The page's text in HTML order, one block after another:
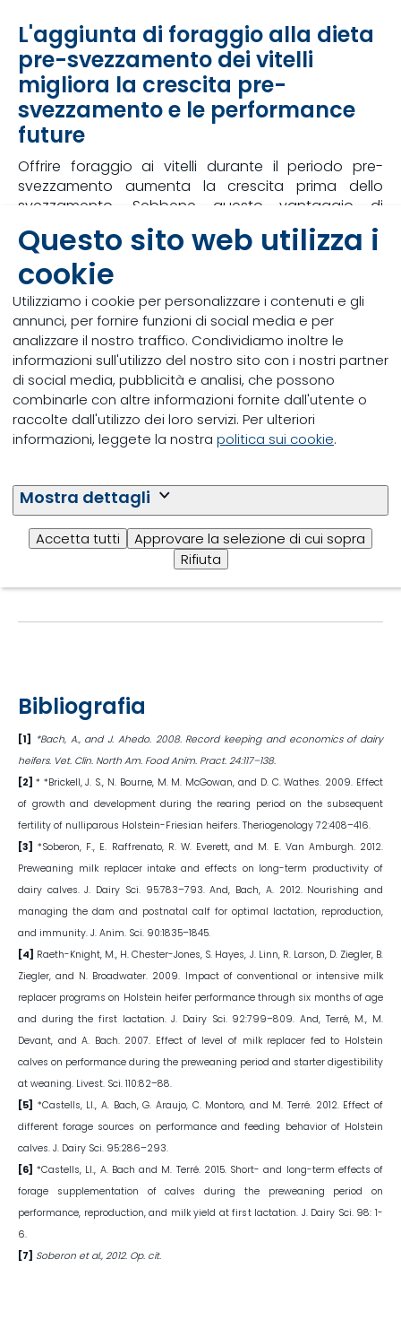
Questo sito web utilizza i
cookie
Utilizziamo i cookie per personalizzare i contenuti e gli
annunci, per fornire funzioni di social media e per
analizzare il nostro traffico. Condividiamo inoltre le
informazioni sull'utilizzo del nostro sito con i nostri partner
di social media, pubblicità e analisi, che possono
combinarle con altre informazioni fornite dall'utente o
raccolte dall'utilizzo dei loro servizi. Per ulteriori
informazioni, leggete la nostra politica sui cookie.
Mostra dettagli
Accetta tutti
Approvare la selezione di cui sopra
Rifiuta
L'aggiunta di foraggio alla dieta
pre-svezzamento dei vitelli
migliora la crescita pre-
svezzamento e le performance
future
Offrire foraggio ai vitelli durante il periodo pre-
svezzamento aumenta la crescita prima dello
svezzamento. Sebbene questo vantaggio di
crescita non sia stato mantenuto nel periodo post-
svezzamento, la somministrazione di foraggio
potrebbe aiutare nella transizione verso diete miste.
Inoltre, l'aumento dell’incremento ponderale medio
giornaliero dai 17 ai 65 giorni di età era
positivamente correlato alla produzione di latte in
relazione all’energia fornita. I risultati di questo
studio sono in linea con i risultati di Soberon et al.
(2012)[7]che hanno scoperto che il delta del 22%
nella produzione di latte durante la prima lattazione
potrebbe essere spiegato dal tasso di crescita pre-
svezzamento. L'aggiunta di foraggio alla dieta pre-
produzione futura.
Scarica l'articolo
Bibliografia
[1]
*Bach, A., and J. Ahedo. 2008. Record keeping and economics of dairy
heifers. Vet. Clin. North Am. Food Anim. Pract. 24:117–138.
[2] * *Brickell, J. S., N. Bourne, M. M. McGowan, and D. C. Wathes. 2009. Effect
of growth and development during the rearing period on the subsequent
fertility of nulliparous Holstein-Friesian heifers. Theriogenology 72:408–416.
[3] *Soberon, F., E. Raffrenato, R. W. Everett, and M. E. Van Amburgh. 2012.
Preweaning milk replacer intake and effects on long-term productivity of
dairy calves. J. Dairy Sci. 95:783–793. And, Bach, A. 2012. Nourishing and
managing the dam and postnatal calf for optimal lactation, reproduction,
and immunity. J. Anim. Sci. 90:1835–1845.
[4] Raeth-Knight, M., H. Chester-Jones, S. Hayes, J. Linn, R. Larson, D. Ziegler, B.
Ziegler, and N. Broadwater. 2009. Impact of conventional or intensive milk
replacer programs on Holstein heifer performance through six months of age
and during the first lactation. J. Dairy Sci. 92:799–809. And, Terré, M., M.
Devant, and A. Bach. 2007. Effect of level of milk replacer fed to Holstein
calves on performance during the preweaning period and starter digestibility
at weaning. Livest. Sci. 110:82–88.
[5] *Castells, Ll., A. Bach, G. Araujo, C. Montoro, and M. Terré. 2012. Effect of
different forage sources on performance and feeding behavior of Holstein
calves. J. Dairy Sci. 95:286–293.
[6] *Castells, LI., A. Bach and M. Terré. 2015. Short- and long-term effects of
forage supplementation of calves during the preweaning period on
performance, reproduction, and milk yield at first lactation. J. Dairy Sci. 98: 1-
6.
[7] Soberon et al., 2012. Op. cit.